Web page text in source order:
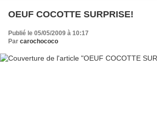
OEUF COCOTTE SURPRISE!
Publié le 05/05/2009 à 10:17
Par carochococo